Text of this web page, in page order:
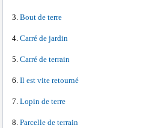
Bout de terre
Carré de jardin
Carré de terrain
Il est vite retourné
Lopin de terre
Parcelle de terrain